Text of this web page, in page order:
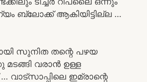
ബ്ലോക്ക് ആകിയിട്ടില്ല …
സുനിത തന്റെ പഴയ
മടങ്ങി വരാൻ ഉള്ള
വാട്സാപ്പിലെ ഇമ്രാന്റെ